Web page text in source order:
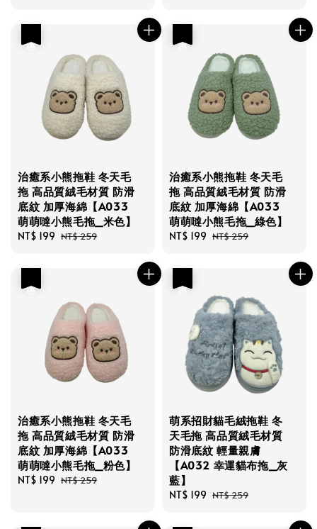
治癒系小熊拖鞋 冬天毛
拖 高品質絨毛材質 防滑
底紋 加厚海綿【A033
萌萌噠小熊毛拖_米色】
Sale
NT$ 199 Regular
NT$ 259
治癒系小熊拖鞋 冬天毛
拖 高品質絨毛材質 防滑
底紋 加厚海綿【A033
萌萌噠小熊毛拖_綠色】
Sale
NT$ 199 Regular
NT$ 259
治癒系小熊拖鞋 冬天毛
拖 高品質絨毛材質 防滑
底紋 加厚海綿【A033
萌萌噠小熊毛拖_粉色】
Sale
NT$ 199 Regular
NT$ 259
萌系招財貓毛絨拖鞋 冬
天毛拖 高品質絨毛材質
防滑底紋 輕量親膚
【A032 幸運貓布拖_灰
藍】
Sale
NT$ 199 Regular
NT$ 259